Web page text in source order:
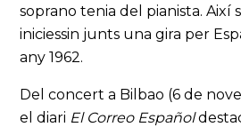
soprano tenia del pianista. Així
iniciessin junts una gira per
any 1962.
Del concert a Bilbao (6 de
el diari El Correo Español